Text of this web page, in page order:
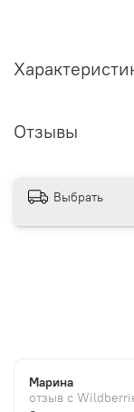
Отзывы
Выбрать
Марина
отзыв с